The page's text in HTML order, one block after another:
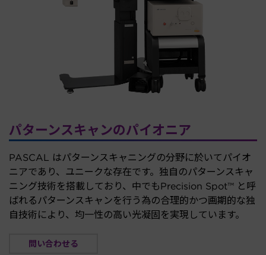
パターンスキャンのパイオニア
PASCAL はパターンスキャニングの分野に於いてパイオ
ニアであり、ユニークな存在です。独自のパターンスキャ
ニング技術を搭載しており、中でもPrecision Spot™ と呼
ばれるパターンスキャンを行う為の合理的かつ画期的な独
自技術により、均一性の高い光凝固を実現しています。
問い合わせる